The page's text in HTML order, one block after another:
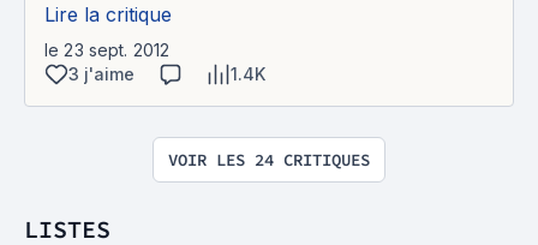
Lire la critique
le 23 sept. 2012
3 j'aime
1.4K
VOIR LES 24 CRITIQUES
LISTES